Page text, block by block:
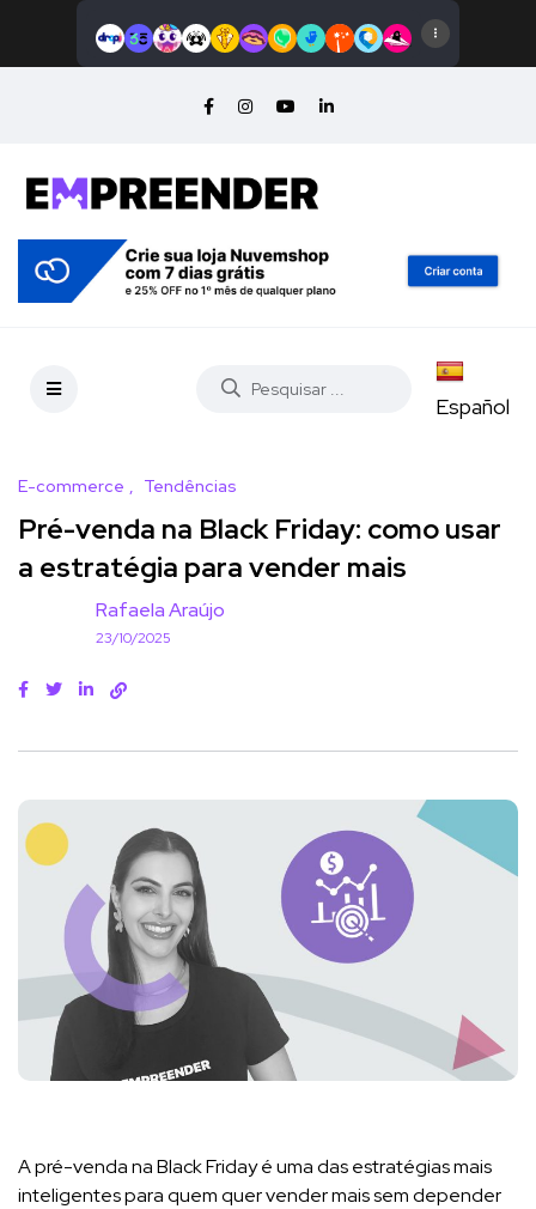
Español
E-commerce Tendências
Pré-venda na Black Friday: como usar
a estratégia para vender mais
Rafaela Araújo
23/10/2025
A pré-venda na Black Friday é uma das estratégias mais
inteligentes para quem quer vender mais sem depender